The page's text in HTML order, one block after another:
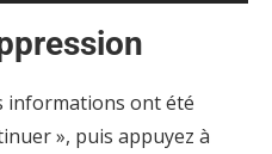
informations ont été
», puis appuyez à